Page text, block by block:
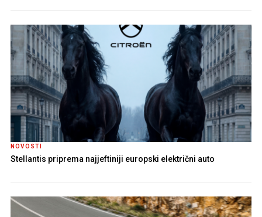
NOVOSTI
Stellantis priprema najjeftiniji europski električni auto